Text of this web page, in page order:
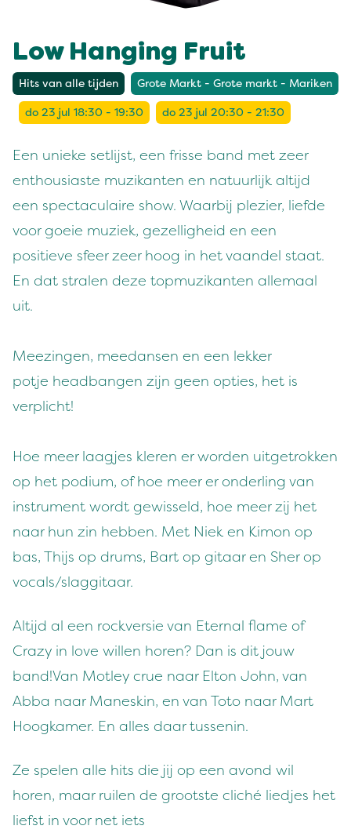
Low Hanging Fruit
Hits van alle tijden Grote Markt - Grote markt - Mariken
do 23 jul 18:30 - 19:30 do 23 jul 20:30 - 21:30
Een unieke setlijst, een frisse band met zeer
enthousiaste muzikanten en natuurlijk altijd
een spectaculaire show. Waarbij plezier, liefde
voor goeie muziek, gezelligheid en een
positieve sfeer zeer hoog in het vaandel staat.
En dat stralen deze topmuzikanten allemaal
uit.
Meezingen, meedansen en een lekker
potje headbangen zijn geen opties, het is
verplicht!
Hoe meer laagjes kleren er worden uitgetrokken
op het podium, of hoe meer er onderling van
instrument wordt gewisseld, hoe meer zij het
naar hun zin hebben. Met Niek en Kimon op
bas, Thijs op drums, Bart op gitaar en Sher op
vocals/slaggitaar.
Altijd al een rockversie van Eternal flame of
Crazy in love willen horen? Dan is dit jouw
band!Van Motley crue naar Elton John, van
Abba naar Maneskin, en van Toto naar Mart
Hoogkamer. En alles daar tussenin.
Ze spelen alle hits die jij op een avond wil
horen, maar ruilen de grootste cliché liedjes het
liefst in voor net iets